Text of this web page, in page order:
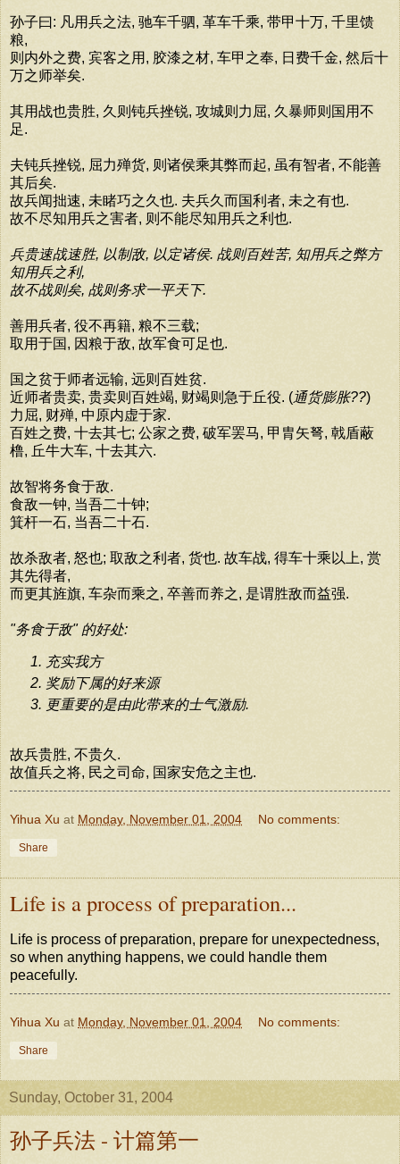
孙子曰: 凡用兵之法, 驰车千驷, 革车千乘, 带甲十万, 千里馈
粮,
则内外之费, 宾客之用, 胶漆之材, 车甲之奉, 日费千金, 然后十
万之师举矣.
其用战也贵胜, 久则钝兵挫锐, 攻城则力屈, 久暴师则国用不
足.
夫钝兵挫锐, 屈力殚货, 则诸侯乘其弊而起, 虽有智者, 不能善
其后矣.
故兵闻拙速, 未睹巧之久也. 夫兵久而国利者, 未之有也.
故不尽知用兵之害者, 则不能尽知用兵之利也.
兵贵速战速胜, 以制敌, 以定诸侯. 战则百姓苦, 知用兵之弊方
知用兵之利,
故不战则矣, 战则务求一平天下.
善用兵者, 役不再籍, 粮不三载;
取用于国, 因粮于敌, 故军食可足也.
国之贫于师者远输, 远则百姓贫.
近师者贵卖, 贵卖则百姓竭, 财竭则急于丘役. (通货膨胀??)
力屈, 财殚, 中原内虚于家.
百姓之费, 十去其七; 公家之费, 破军罢马, 甲胄矢弩, 戟盾蔽
橹, 丘牛大车, 十去其六.
故智将务食于敌.
食敌一钟, 当吾二十钟;
箕杆一石, 当吾二十石.
故杀敌者, 怒也; 取敌之利者, 货也. 故车战, 得车十乘以上, 赏
其先得者,
而更其旌旗, 车杂而乘之, 卒善而养之, 是谓胜敌而益强.
"务食于敌" 的好处:
充实我方
奖励下属的好来源
更重要的是由此带来的士气激励.
故兵贵胜, 不贵久.
故值兵之将, 民之司命, 国家安危之主也.
Yihua Xu at Monday, November 01, 2004 No comments:
Share
Life is a process of preparation...
Life is process of preparation, prepare for unexpectedness,
so when anything happens, we could handle them
peacefully.
Yihua Xu at Monday, November 01, 2004 No comments:
Share
Sunday, October 31, 2004
孙子兵法 - 计篇第一